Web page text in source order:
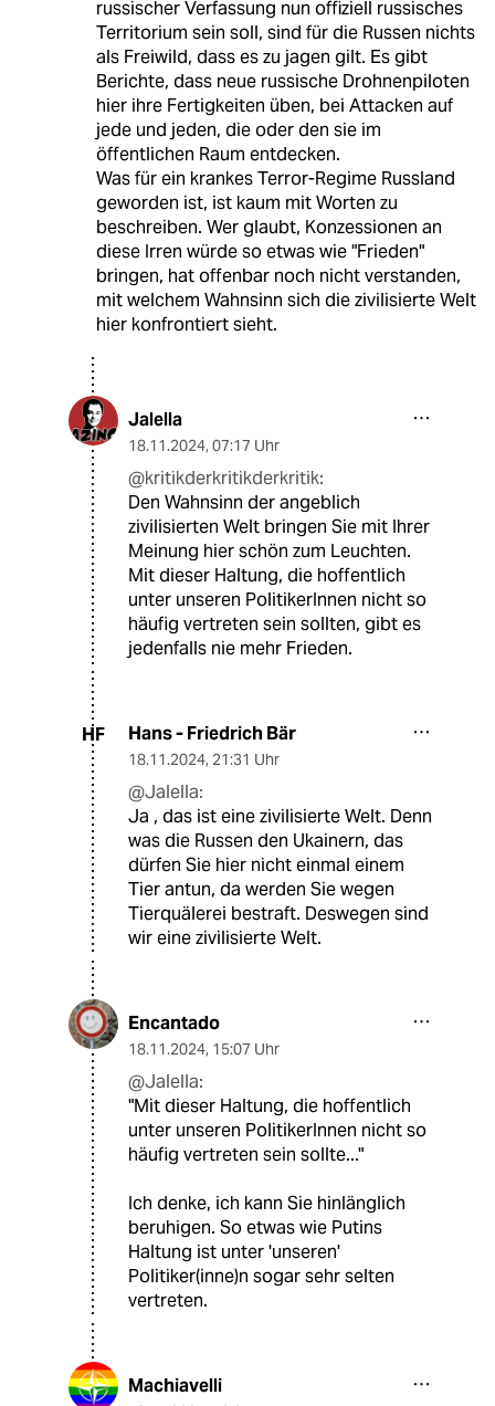
russischer Verfassung nun offiziell russisches
Territorium sein soll, sind für die Russen nichts
als Freiwild, dass es zu jagen gilt. Es gibt
Berichte, dass neue russische Drohnenpiloten
hier ihre Fertigkeiten üben, bei Attacken auf
jede und jeden, die oder den sie im
öffentlichen Raum entdecken.
Was für ein krankes Terror-Regime Russland
geworden ist, ist kaum mit Worten zu
beschreiben. Wer glaubt, Konzessionen an
diese Irren würde so etwas wie "Frieden"
bringen, hat offenbar noch nicht verstanden,
mit welchem Wahnsinn sich die zivilisierte Welt
hier konfrontiert sieht.
Jalella
18.11.2024, 07:17 Uhr
@kritikderkritikderkritik:
Den Wahnsinn der angeblich
zivilisierten Welt bringen Sie mit Ihrer
Meinung hier schön zum Leuchten.
Mit dieser Haltung, die hoffentlich
unter unseren PolitikerInnen nicht so
häufig vertreten sein sollten, gibt es
jedenfalls nie mehr Frieden.
HF Hans - Friedrich Bär
18.11.2024, 21:31 Uhr
@Jalella:
Ja , das ist eine zivilisierte Welt. Denn
was die Russen den Ukainern, das
dürfen Sie hier nicht einmal einem
Tier antun, da werden Sie wegen
Tierquälerei bestraft. Deswegen sind
wir eine zivilisierte Welt.
Encantado
18.11.2024, 15:07 Uhr
@Jalella:
"Mit dieser Haltung, die hoffentlich
unter unseren PolitikerInnen nicht so
häufig vertreten sein sollte..."
Ich denke, ich kann Sie hinlänglich
beruhigen. So etwas wie Putins
Haltung ist unter 'unseren'
Politiker(inne)n sogar sehr selten
vertreten.
Machiavelli